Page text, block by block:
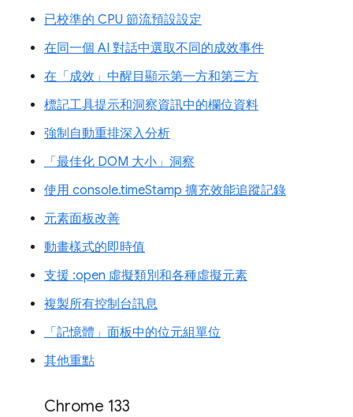
已校準的 CPU 節流預設設定
在同一個 AI 對話中選取不同的成效事件
在「成效」中醒目顯示第一方和第三方
標記工具提示和洞察資訊中的欄位資料
強制自動重排深入分析
「最佳化 DOM 大小」洞察
使用 console.timeStamp 擴充效能追蹤記錄
元素面板改善
動畫樣式的即時值
支援 :open 虛擬類別和各種虛擬元素
複製所有控制台訊息
「記憶體」面板中的位元組單位
其他重點
Chrome 133